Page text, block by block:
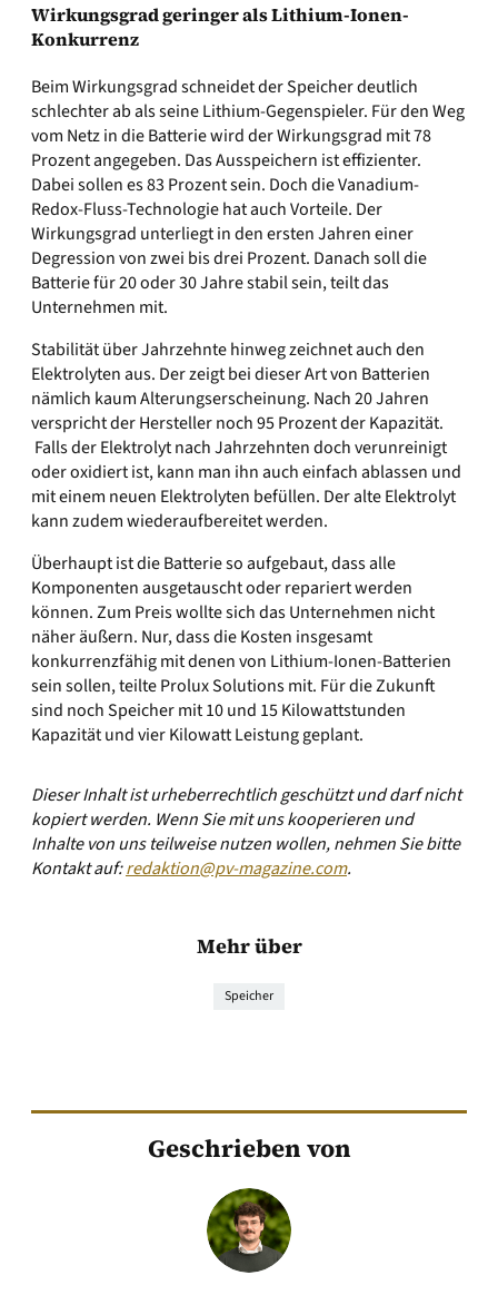
Wirkungsgrad geringer als Lithium-Ionen-
Konkurrenz
Beim Wirkungsgrad schneidet der Speicher deutlich
schlechter ab als seine Lithium-Gegenspieler. Für den Weg
vom Netz in die Batterie wird der Wirkungsgrad mit 78
Prozent angegeben. Das Ausspeichern ist effizienter.
Dabei sollen es 83 Prozent sein. Doch die Vanadium-
Redox-Fluss-Technologie hat auch Vorteile. Der
Wirkungsgrad unterliegt in den ersten Jahren einer
Degression von zwei bis drei Prozent. Danach soll die
Batterie für 20 oder 30 Jahre stabil sein, teilt das
Unternehmen mit.
Stabilität über Jahrzehnte hinweg zeichnet auch den
Elektrolyten aus. Der zeigt bei dieser Art von Batterien
nämlich kaum Alterungserscheinung. Nach 20 Jahren
verspricht der Hersteller noch 95 Prozent der Kapazität.
Falls der Elektrolyt nach Jahrzehnten doch verunreinigt
oder oxidiert ist, kann man ihn auch einfach ablassen und
mit einem neuen Elektrolyten befüllen. Der alte Elektrolyt
kann zudem wiederaufbereitet werden.
Überhaupt ist die Batterie so aufgebaut, dass alle
Komponenten ausgetauscht oder repariert werden
können. Zum Preis wollte sich das Unternehmen nicht
näher äußern. Nur, dass die Kosten insgesamt
konkurrenzfähig mit denen von Lithium-Ionen-Batterien
sein sollen, teilte Prolux Solutions mit. Für die Zukunft
sind noch Speicher mit 10 und 15 Kilowattstunden
Kapazität und vier Kilowatt Leistung geplant.
Dieser Inhalt ist urheberrechtlich geschützt und darf nicht
kopiert werden. Wenn Sie mit uns kooperieren und
Inhalte von uns teilweise nutzen wollen, nehmen Sie bitte
Kontakt auf:redaktion@pv-magazine.com.
Mehr über
Speicher
Geschrieben von